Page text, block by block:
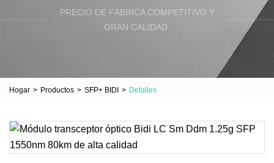
PRECIO DE FÁBRICA COMPETITIVO Y
GRAN CALIDAD.
Hogar > Productos > SFP+ BIDI > Detalles